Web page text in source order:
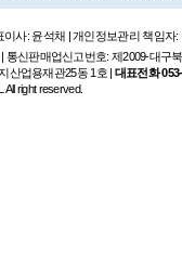
이사: 윤석채 | 개인정보관리 책임자:
통신판매업신고번호: 제2009-대구
산업용재관25동 1호 | 대표전화
right reserved.